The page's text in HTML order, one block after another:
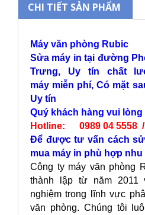
CHI TIẾT SẢN PHẨM
Máy văn phòng Rubic
Sửa máy in tại đường
Trưng, Uy tín chất
máy miễn phí, Có mặt
Uy tín
Quý khách hàng vui lòng
Hotline: 0989 04 5558 /
Để được tư vấn cách
mua máy in phù hợp
Công ty máy văn phòng
thành lập từ năm 2011
nghiệm trong lĩnh vực
văn phòng. Chúng tôi